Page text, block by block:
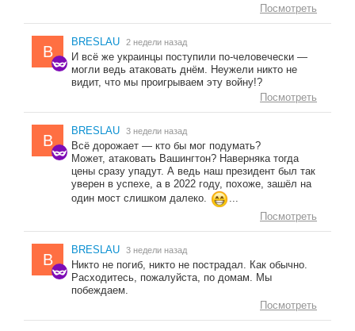
Посмотреть
B
BRESLAU 2 недели назад
И всё же украинцы поступили по-человечески —
могли ведь атаковать днём. Неужели никто не
видит, что мы проигрываем эту войну!?
Посмотреть
B
BRESLAU 3 недели назад
Всё дорожает — кто бы мог подумать?
Может, атаковать Вашингтон? Наверняка тогда
цены сразу упадут. А ведь наш президент был так
уверен в успехе, а в 2022 году, похоже, зашёл на
один мост слишком далеко.
...
Посмотреть
B
BRESLAU 3 недели назад
Никто не погиб, никто не пострадал. Как обычно.
Расходитесь, пожалуйста, по домам. Мы
побеждаем.
Посмотреть